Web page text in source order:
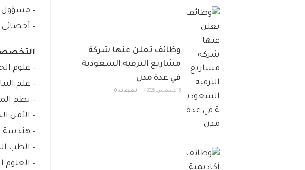
– مسؤول
– أخصائي
– علوم
– علم
– نظم
– الأمن
– هندسة
– الطب
– العلوم
وظائف تعلن عنها شركة
مشاريع الترفيه السعودية
في عدة مدن
6 أغسطس، 2026 / التعليقات: 0